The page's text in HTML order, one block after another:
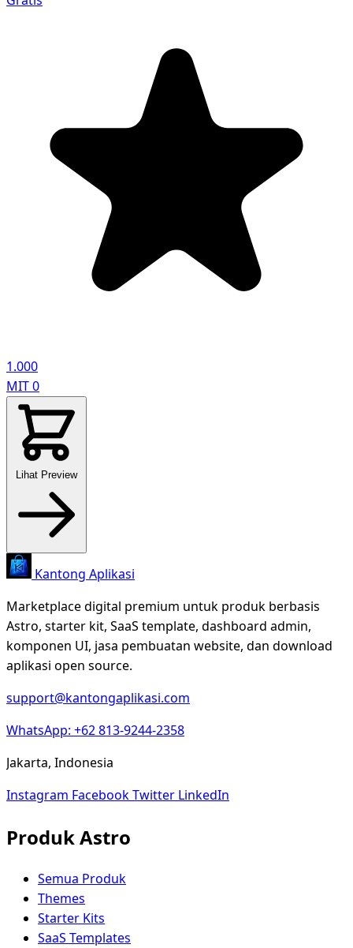
1.000
MIT0
Lihat Preview
Kantong Aplikasi
Marketplace digital premium untuk produk berbasis
Astro, starter kit, SaaS template, dashboard admin,
komponen UI, jasa pembuatan website, dan download
aplikasi open source.
support@kantongaplikasi.com
WhatsApp: +62 813-9244-2358
Jakarta, Indonesia
Instagram FacebookTwitter LinkedIn
Produk Astro
Semua Produk
Themes
Starter Kits
SaaS Templates